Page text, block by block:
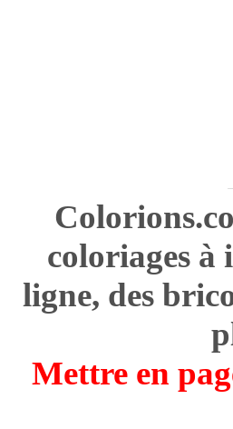
coloriages à
ligne, des
Mettre en